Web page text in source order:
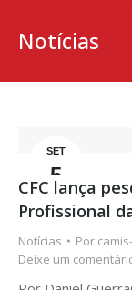
Notícias
SET
5
CFC lança
Profissional
Notícias Por
Deixe um